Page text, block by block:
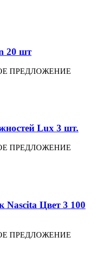
20 шт
ПРЕДЛОЖЕНИЕ
Lux 3 шт.
ПРЕДЛОЖЕНИЕ
Цвет 3 100
ПРЕДЛОЖЕНИЕ